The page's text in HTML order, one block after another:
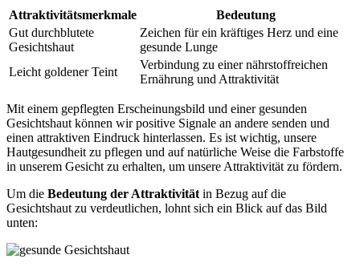
Attraktivitätsmerkmale
Bedeutung
Gut durchblutete
Gesichtshaut
Zeichen für ein kräftiges Herz und eine
gesunde Lunge
Leicht goldener Teint
Verbindung zu einer nährstoffreichen
Ernährung und Attraktivität
Mit einem gepflegten Erscheinungsbild und einer gesunden
Gesichtshaut können wir positive Signale an andere senden und
einen attraktiven Eindruck hinterlassen. Es ist wichtig, unsere
Hautgesundheit zu pflegen und auf natürliche Weise die Farbstoffe
in unserem Gesicht zu erhalten, um unsere Attraktivität zu fördern.
Um die Bedeutung der Attraktivität in Bezug auf die
Gesichtshaut zu verdeutlichen, lohnt sich ein Blick auf das Bild
unten: